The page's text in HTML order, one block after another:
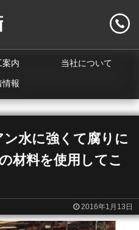
案内 当社について
情報
水に強くて腐りに
材料を使用してこ
2016年1月13日